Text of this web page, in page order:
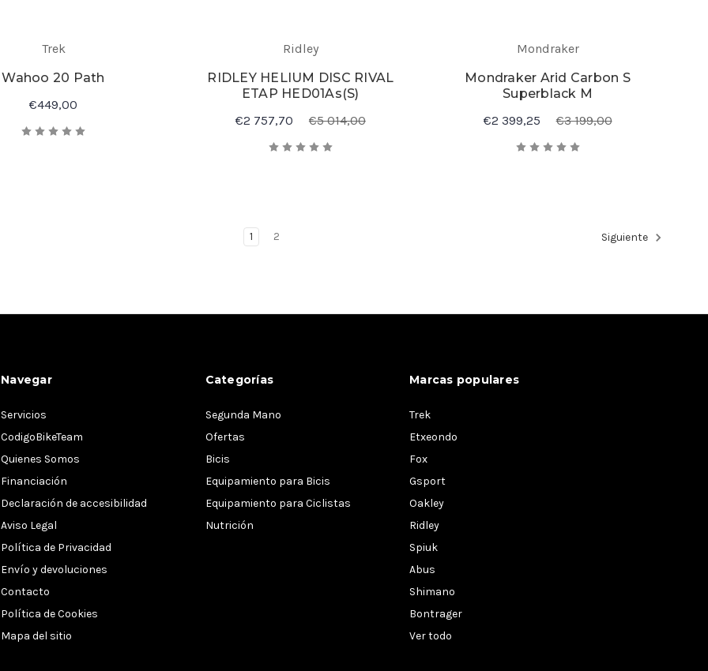
Trek
Wahoo 20 Path
€449,00
Ridley
RIDLEY HELIUM DISC RIVAL
ETAP HED01As(S)
€2 757,70
€5 014,00
Mondraker
Mondraker Arid Carbon S
Superblack M
€2 399,25
€3 199,00
1 2 Siguiente
Navegar
Servicios
CodigoBikeTeam
Quienes Somos
Financiación
Declaración de accesibilidad
Aviso Legal
Política de Privacidad
Envío y devoluciones
Contacto
Política de Cookies
Mapa del sitio
Categorías
Segunda Mano
Ofertas
Bicis
Equipamiento para Bicis
Equipamiento para Ciclistas
Nutrición
Marcas populares
Trek
Etxeondo
Fox
Gsport
Oakley
Ridley
Spiuk
Abus
Shimano
Bontrager
Ver todo